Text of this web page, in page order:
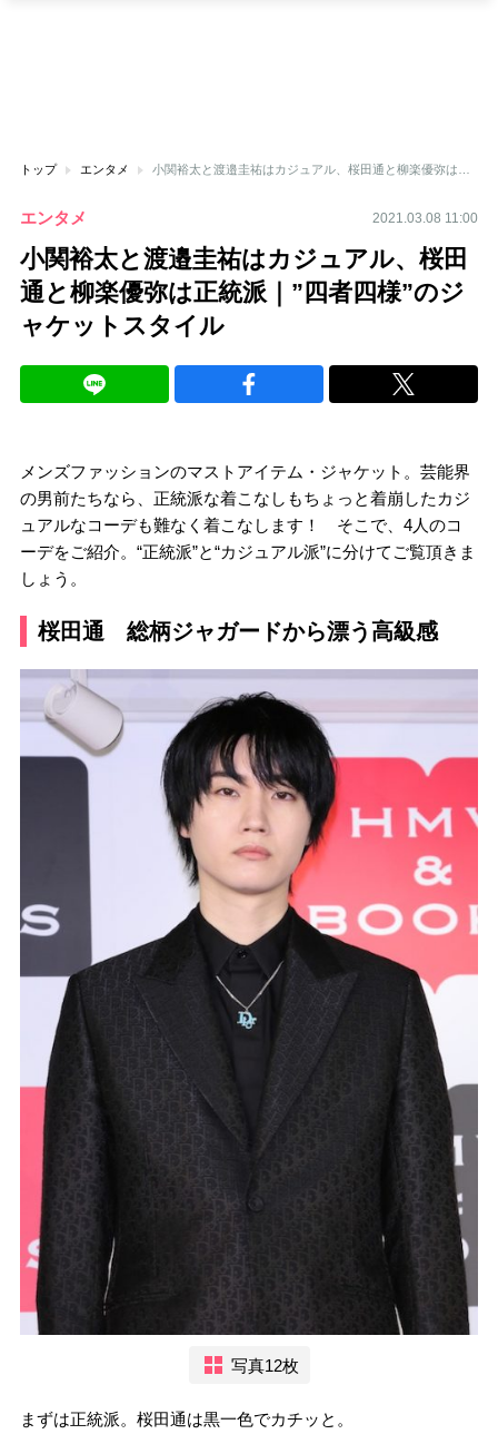
トップ エンタメ
エンタメ 2021.03.08 11:00
小関裕太と渡邉圭祐はカジュアル、桜田
通と柳楽優弥は正統派｜”四者四様”のジ
ャケットスタイル
メンズファッションのマストアイテム・ジャケット。芸能界
の男前たちなら、正統派な着こなしもちょっと着崩したカジ
ュアルなコーデも難なく着こなします！ そこで、4人のコ
ーデをご紹介。“正統派”と“カジュアル派”に分けてご覧頂きま
しょう。
桜田通 総柄ジャガードから漂う高級感
写真12枚
まずは正統派。桜田通は黒一色でカチッと。